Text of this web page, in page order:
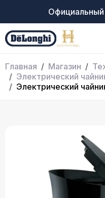
Официальный
Главная Магазин
Электрический
Электрический